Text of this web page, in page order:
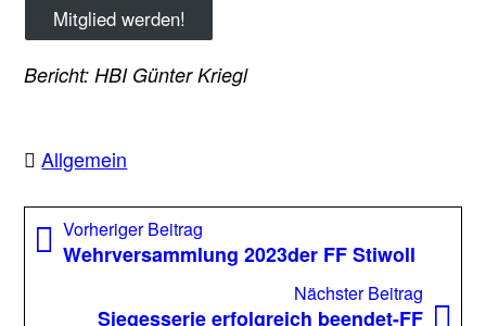
Mitglied werden!
Bericht: HBI Günter Kriegl
Allgemein
Beitragsnavigation
Vorheriger Beitrag
Beitrag:
Wehrversammlung 2023der FF Stiwoll
Nächster Beitrag
Siegesserie erfolgreich beendet-FF